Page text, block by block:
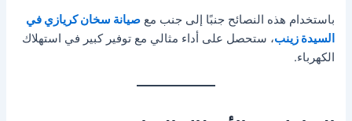
باستخدام هذه النصائح جنبًا إلى جنب معصيانة سخان كريازي في
السيدة زينب، ستحصل على أداء مثالي مع توفير كبير في استهلاك
الكهرباء.